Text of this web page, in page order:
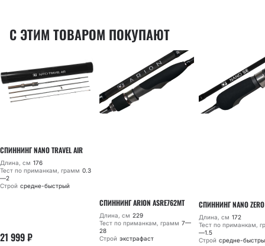
С ЭТИМ ТОВАРОМ ПОКУПАЮТ
СПИННИНГ NANO TRAVEL AIR
Длина, см 176
Тест по приманкам, грамм 0.3
—2
Строй средне-быстрый
21 999₽
СПИННИНГ ARION ASRE762MT
Длина, см 229
Тест по приманкам, грамм 7—
28
Строй экстрафаст
СПИННИНГ NANO ZERO
Длина, см 172
Тест по приманкам,
—1.5
Строй средне-